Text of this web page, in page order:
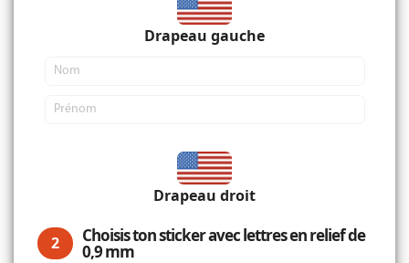
Drapeau gauche
Drapeau droit
2 Choisis ton sticker avec lettres en relief de
0,9 mm